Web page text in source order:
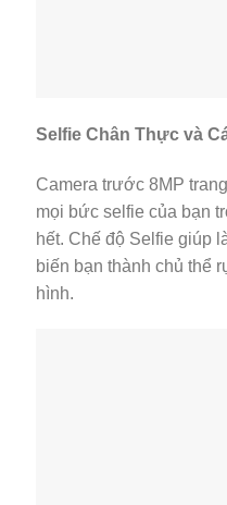
Selfie Chân Thực và
Camera trước 8MP
mọi bức selfie của bạn
hết. Chế độ Selfie giúp
biến bạn thành chủ thể
hình.